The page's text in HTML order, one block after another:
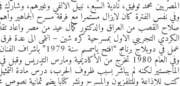
المصريين محمد توفيق، نادية السبع، نبيل الالفي وغيرهم،
وفي نفس الفترة كان لايزال مستمرا مع فرقة مسرح الجماهير
الكردي التجريبي الاول بمسرحية كره شين – انتمى الى عدة
عمل في دوبلاج برنامج “افتح ياسمسم سنة 1979” باشراف الفنان الراحل فيصل الياسري
وفي العام 1980 تخرج من الأكاديمية ومارس التدريس
الماجستير لكنه لم يباشر بسبب ظروف الحرب، درًس مادة التمثيل
كتب للإذاعة وللتلفزيون والمسرح ونشر كتابا يضم ثمانية